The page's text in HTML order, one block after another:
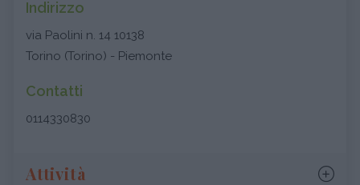
Indirizzo
via Paolini n. 14 10138
Torino (Torino) - Piemonte
Contatti
0114330830
Attività